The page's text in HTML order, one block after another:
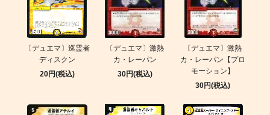
〔デュエマ〕巡霊者
ディスクン
20円(税込)
〔デュエマ〕激熱
カ・レーパン
30円(税込)
〔デュエマ〕激熱
カ・レーパン【プロ
モーション】
30円(税込)